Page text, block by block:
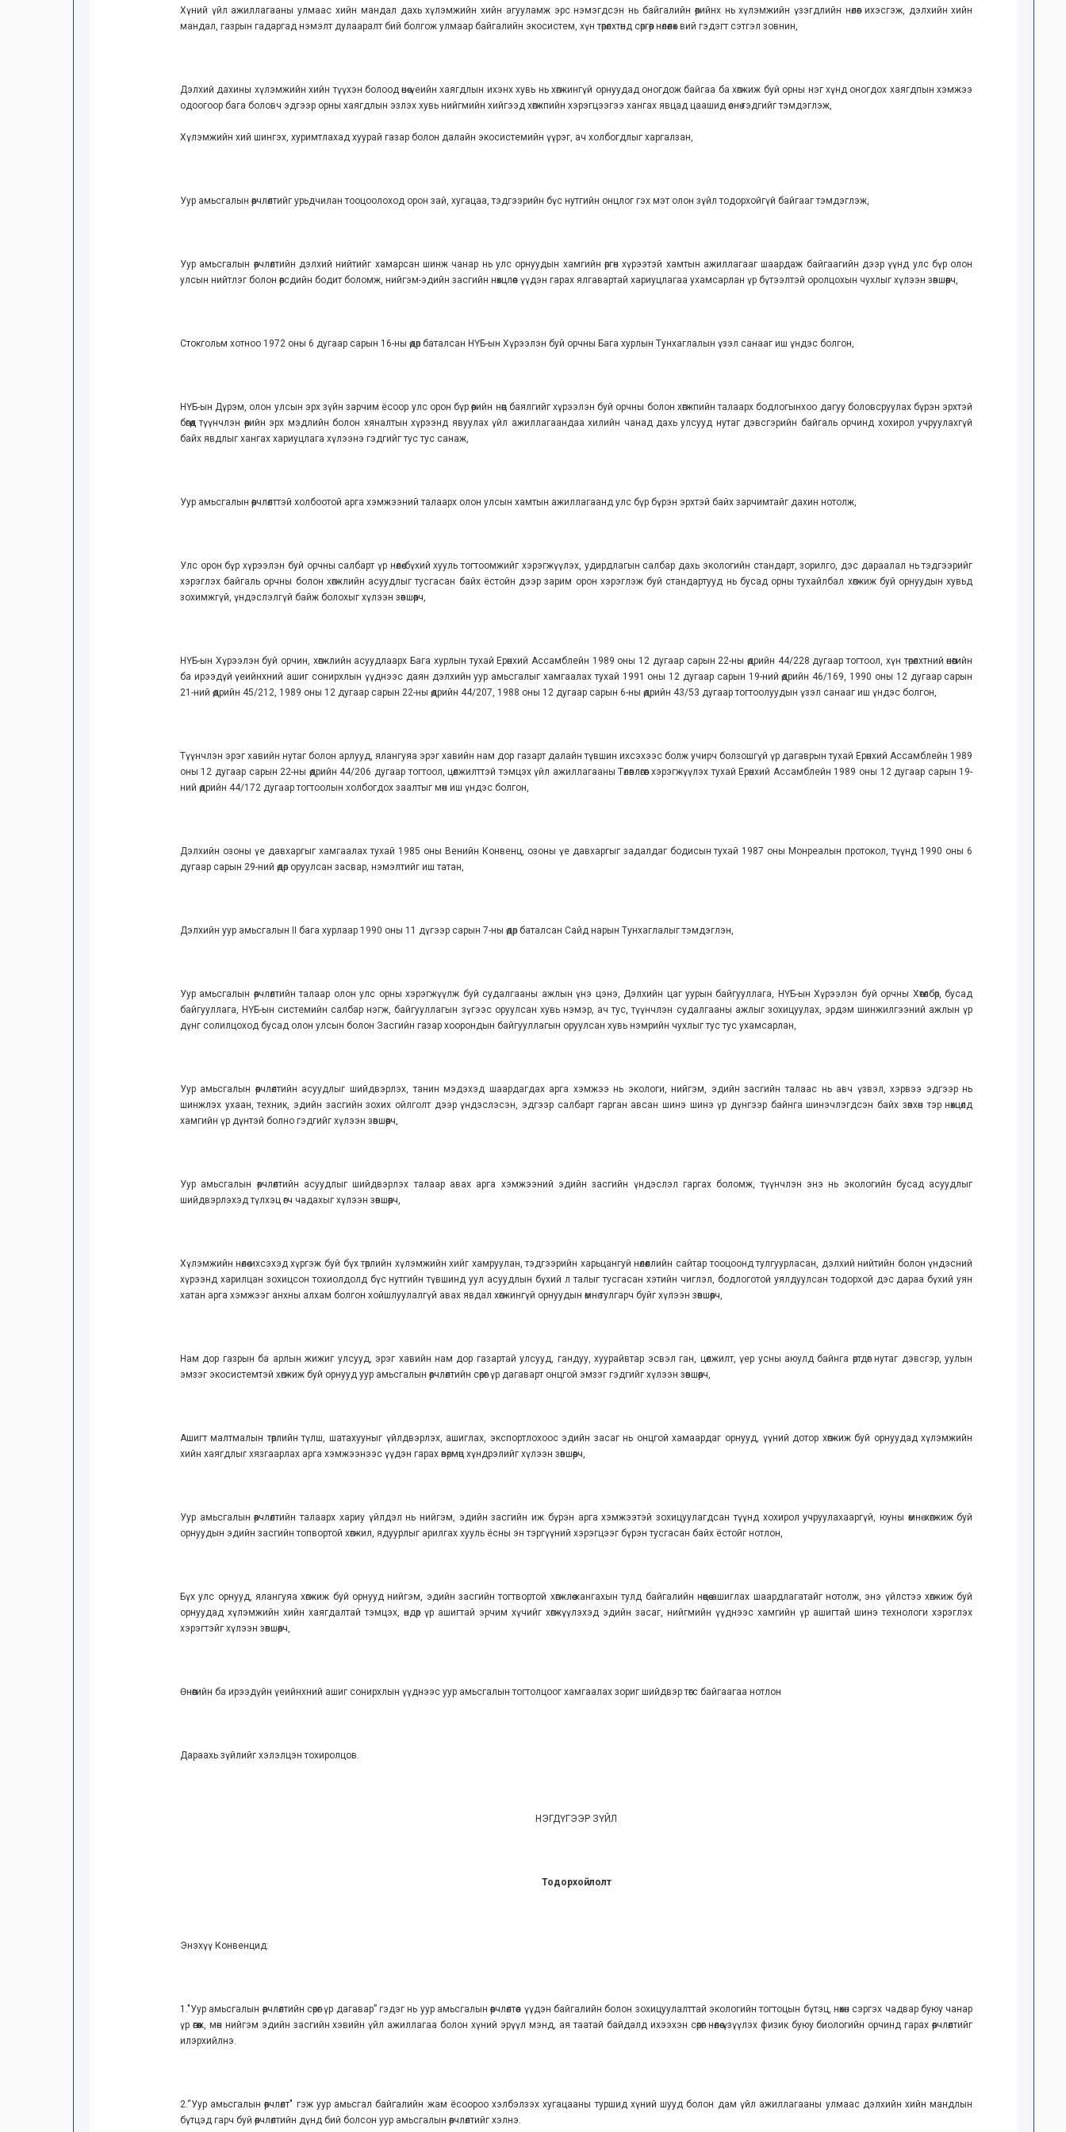
Хүний үйл ажиллагааны улмаас хийн мандал дахь хүлэмжийн хийн агууламж эрс нэмэгдсэн нь байгалийн өөрийнх нь хүлэмжийн үзэгдлийн нөлөөг ихэсгэж, дэлхийн хийн
мандал, газрын гадаргад нэмэлт дулааралт бий болгож улмаар байгалийн экосистем, хүн төрөлхтөнд сөргөөр нөлөөлөх вий гэдэгт сэтгэл зовнин,
Дэлхий дахины хүлэмжийн хийн түүхэн болоод өнөө үеийн хаягдлын ихэнх хувь нь хөгжингүй орнуудад оногдож байгаа ба хөгжиж буй орны нэг хүнд оногдох хаягдпын хэмжээ
одоогоор бага боловч эдгээр орны хаягдлын эзлэх хувь нийгмийн хийгээд хөгжпийн хэрэгцээгээ хангах явцад цаашид өснө гэдгийг тэмдэглэж,
Хүлэмжийн хий шингэх, хуримтлахад хуурай газар болон далайн экосистемийн үүрэг, ач холбогдлыг харгалзан,
Уур амьсгалын өөрчлөлтийг урьдчилан тооцоолоход орон зай, хугацаа, тэдгээрийн бүс нутгийн онцлог гэх мэт олон зүйл тодорхойгүй байгааг тэмдэглэж,
Уур амьсгалын өөрчлөлтийн дэлхий нийтийг хамарсан шинж чанар нь улс орнуудын хамгийн өргөн хүрээтэй хамтын ажиллагааг шаардаж байгаагийн дээр үүнд улс бүр олон
улсын нийтлэг болон өөрсдийн бодит боломж, нийгэм-эдийн засгийн нөхцлөөс үүдэн гарах ялгавартай хариуцлагаа ухамсарлан үр бүтээлтэй оролцохын чухлыг хүлээн зөвшөөрч,
Стокгольм хотноо 1972 оны 6 дугаар сарын 16-ны өдөр баталсан НҮБ-ын Хүрээлэн буй орчны Бага хурлын Тунхаглалын үзэл санааг иш үндэс болгон,
НҮБ-ын Дүрэм, олон улсын эрх зүйн зарчим ёсоор улс орон бүр өөрийн нөөц баялгийг хүрээлэн буй орчны болон хөгжпийн талаарх бодлогынхоо дагуу боловсруулах бүрэн эрхтэй
бөгөөд түүнчлэн өөрийн эрх мэдлийн болон хяналтын хүрээнд явуулах үйл ажиллагаандаа хилийн чанад дахь улсууд нутаг дэвсгэрийн байгаль орчинд хохирол учруулахгүй
байх явдлыг хангах хариуцлага хүлээнэ гэдгийг тус тус санаж,
Уур амьсгалын өөрчлөлттэй холбоотой арга хэмжээний талаарх олон улсын хамтын ажиллагаанд улс бүр бүрэн эрхтэй байх зарчимтайг дахин нотолж,
Улс орон бүр хүрээлэн буй орчны салбарт үр нөлөө бүхий хууль тогтоомжийг хэрэгжүүлэх, удирдлагын салбар дахь экологийн стандарт, зорилго, дэс дараалал нь тэдгээрийг
хэрэглэх байгаль орчны болон хөгжлийн асуудлыг тусгасан байх ёстойн дээр зарим орон хэрэглэж буй стандартууд нь бусад орны тухайлбал хөгжиж буй орнуудын хувьд
зохимжгүй, үндэслэлгүй байж болохыг хүлээн зөвшөөрч,
НҮБ-ын Хүрээлэн буй орчин, хөгжлийн асуудлаарх Бага хурлын тухай Ерөнхий Ассамблейн 1989 оны 12 дугаар сарын 22-ны өдрийн 44/228 дугаар тогтоол, хүн төрөлхтний өнөөгийн
ба ирээдүй үеийнхний ашиг сонирхлын үүднээс даян дэлхийн уур амьсгалыг хамгаалах тухай 1991 оны 12 дугаар сарын 19-ний өдрийн 46/169, 1990 оны 12 дугаар сарын
21-ний өдрийн 45/212, 1989 оны 12 дугаар сарын 22-ны өдрийн 44/207, 1988 оны 12 дугаар сарын 6-ны өдрийн 43/53 дугаар тогтоолуудын үзэл санааг иш үндэс болгон,
Түүнчлэн эрэг хавийн нутаг болон арлууд, ялангуяа эрэг хавийн нам дор газарт далайн түвшин ихсэхээс болж учирч болзошгүй үр дагаврын тухай Ерөнхий Ассамблейн 1989
оны 12 дугаар сарын 22-ны өдрийн 44/206 дугаар тогтоол, цөлжилттэй тэмцэх үйл ажиллагааны Төлөвлөгөөг хэрэгжүүлэх тухай Ерөнхий Ассамблейн 1989 оны 12 дугаар сарын 19-
ний өдрийн 44/172 дугаар тогтоолын холбогдох заалтыг мөн иш үндэс болгон,
Дэлхийн озоны үе давхаргыг хамгаалах тухай 1985 оны Венийн Конвенц, озоны үе давхаргыг задалдаг бодисын тухай 1987 оны Монреалын протокол, түүнд 1990 оны 6
дугаар сарын 29-ний өдөр оруулсан засвар, нэмэлтийг иш татан,
Дэлхийн уур амьсгалын II бага хурлаар 1990 оны 11 дүгээр сарын 7-ны өдөр баталсан Сайд нарын Тунхаглалыг тэмдэглэн,
Уур амьсгалын өөрчлөлтийн талаар олон улс орны хэрэгжүүлж буй судалгааны ажлын үнэ цэнэ, Дэлхийн цаг уурын байгууллага, НҮБ-ын Хүрээлэн буй орчны Хөтөлбөр, бусад
байгууллага, НҮБ-ын системийн салбар нэгж, байгууллагын зүгээс оруулсан хувь нэмэр, ач тус, түүнчлэн судалгааны ажлыг зохицуулах, эрдэм шинжилгээний ажлын үр
дүнг солилцоход бусад олон улсын болон Засгийн газар хоорондын байгууллагын оруулсан хувь нэмрийн чухлыг тус тус ухамсарлан,
Уур амьсгалын өөрчлөлтийн асуудлыг шийдвэрлэх, танин мэдэхэд шаардагдах арга хэмжээ нь экологи, нийгэм, эдийн засгийн талаас нь авч үзвэл, хэрвээ эдгээр нь
шинжлэх ухаан, техник, эдийн засгийн зохих ойлголт дээр үндэслэсэн, эдгээр салбарт гарган авсан шинэ шинэ үр дүнгээр байнга шинэчлэгдсэн байх зөвхөн тэр нөхцөлд
хамгийн үр дүнтэй болно гэдгийг хүлээн зөвшөөрч,
Уур амьсгалын өөрчлөлтийн асуудлыг шийдвэрлэх талаар авах арга хэмжээний эдийн засгийн үндэслэл гаргах боломж, түүнчлэн энэ нь экологийн бусад асуудлыг
шийдвэрлэхэд түлхэц өгч чадахыг хүлээн зөвшөөрч,
Хүлэмжийн нөлөө ихсэхэд хүргэж буй бүх төрлийн хүлэмжийн хийг хамруулан, тэдгээрийн харьцангуй нөлөөллийн сайтар тооцоонд тулгуурласан, дэлхий нийтийн болон үндэсний
хүрээнд харилцан зохицсон тохиолдолд бүс нутгийн түвшинд уул асуудлын бүхий л талыг тусгасан хэтийн чиглэл, бодлоготой уялдуулсан тодорхой дэс дараа бүхий уян
хатан арга хэмжээг анхны алхам болгон хойшлуулалгүй авах явдал хөгжингүй орнуудын өмнө тулгарч буйг хүлээн зөвшөөрч,
Нам дор газрын ба арлын жижиг улсууд, эрэг хавийн нам дор газартай улсууд, гандуу, хуурайвтар эсвэл ган, цөлжилт, үер усны аюулд байнга өртдөг нутаг дэвсгэр, уулын
эмзэг экосистемтэй хөгжиж буй орнууд уур амьсгалын өөрчлөлтийн сөрөг үр дагаварт онцгой эмзэг гэдгийг хүлээн зөвшөөрч,
Ашигт малтмалын төрлийн түлш, шатахууныг үйлдвэрлэх, ашиглах, экспортлохоос эдийн засаг нь онцгой хамаардаг орнууд, үүний дотор хөгжиж буй орнуудад хүлэмжийн
хийн хаягдлыг хязгаарлах арга хэмжээнээс үүдэн гарах өвөрмөц хүндрэлийг хүлээн зөвшөөрч,
Уур амьсгалын өөрчлөлтийн талаарх хариу үйлдэл нь нийгэм, эдийн засгийн иж бүрэн арга хэмжээтэй зохицуулагдсан түүнд хохирол учруулахааргүй, юуны өмнө хөгжиж буй
орнуудын эдийн засгийн топвортой хөгжил, ядуурлыг арилгах хууль ёсны эн тэргүүний хэрэгцээг бүрэн тусгасан байх ёстойг нотлон,
Бүх улс орнууд, ялангуяа хөгжиж буй орнууд нийгэм, эдийн засгийн тогтвортой хөгжлөө хангахын тулд байгалийн нөөцөө ашиглах шаардлагатайг нотолж, энэ үйлстээ хөгжиж буй
орнуудад хүлэмжийн хийн хаягдалтай тэмцэх, өндөр үр ашигтай эрчим хүчийг хөгжүүлэхэд эдийн засаг, нийгмийн үүднээс хамгийн үр ашигтай шинэ технологи хэрэглэх
хэрэгтэйг хүлээн зөвшөөрч,
Өнөөгийн ба ирээдүйн үеийнхний ашиг сонирхлын үүднээс уур амьсгалын тогтолцоог хамгаалах зориг шийдвэр төгс байгаагаа нотлон
Дараахь зүйлийг хэлэлцэн тохиролцов.
НЭГДҮГЭЭР ЗҮЙЛ
Тодорхойлолт
Энэхүү Конвенцид:
1."Уур амьсгалын өөрчлөлтийн сөрөг үр дагавар” гэдэг нь уур амьсгалын өөрчлөлтөөс үүдэн байгалийн болон зохицуулалттай экологийн тогтоцын бүтэц, нөхөн сэргэх чадвар буюу чанар
үр өгөөж, мөн нийгэм эдийн засгийн хэвийн үйл ажиллагаа болон хүний эрүүл мэнд, ая таатай байдалд ихээхэн сөрөг нөлөө үзүүлэх физик буюу биологийн орчинд гарах өөрчлөлтийг
илэрхийлнэ.
2.“Уур амьсгалын өөрчлөлт" гэж уур амьсгал байгалийн жам ёсоороо хэлбэлзэх хугацааны туршид хүний шууд болон дам үйл ажиллагааны улмаас дэлхийн хийн мандлын
бүтцэд гарч буй өөрчлөлтийн дүнд бий болсон уур амьсгалын өөрчлөлтийг хэлнэ.